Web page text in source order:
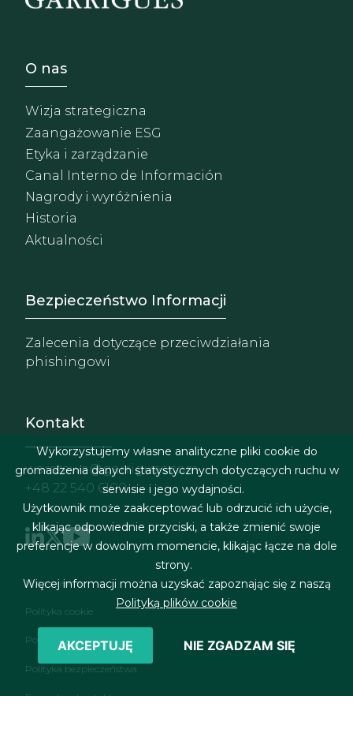
Footer - Sobre Nosotros
O nas
Wizja strategiczna
Zaangażowanie ESG
Etyka i zarządzanie
Canal Interno de Información
Nagrody i wyróżnienia
Historia
Aktualności
Footer - Extranet y
Bezpieczeństwo Informacji
Zalecenia dotyczące przeciwdziałania
phishingowi
Kontakt
warszawa@garrigues.com
+48 22 540 6100
Menu stopki
Nota prawna
Polityka cookie
Polityka prywatności
Polityka bezpieczeństwa
Formularz kontaktowy
Wykorzystujemy własne analityczne pliki cookie do
gromadzenia danych statystycznych dotyczących ruchu w
serwisie i jego wydajności.
Użytkownik może zaakceptować lub odrzucić ich użycie,
klikając odpowiednie przyciski, a także zmienić swoje
preferencje w dowolnym momencie, klikając łącze na dole
strony.
Więcej informacji można uzyskać zapoznając się z naszą
Polityką plików cookie
AKCEPTUJĘ NIE ZGADZAM SIĘ